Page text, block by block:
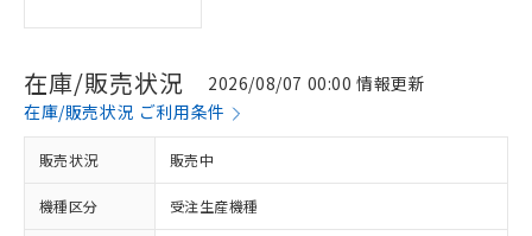
在庫/販売状況
2026/08/07 00:00 情報更新
在庫/販売状況 ご利用条件
販売状況 販売中
機種区分 受注生産機種